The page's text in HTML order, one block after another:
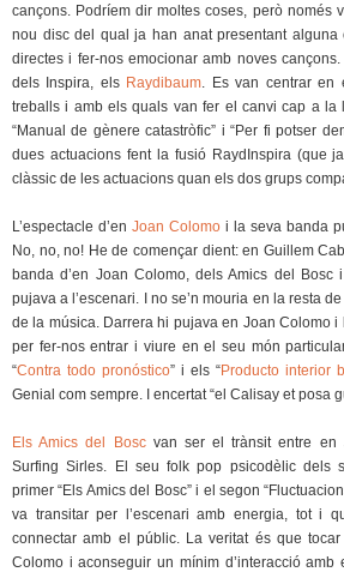
cançons. Podríem dir moltes coses, però només
nou disc del qual ja han anat presentant alguna
directes i fer-nos emocionar amb noves
dels Inspira, els Raydibaum . Es van centrar
treballs i amb els quals van fer el canvi cap a la
“Manual de gènere catastròfic” i “Per fi potser
dues actuacions fent la fusió RaydInspira (que
clàssic de les actuacions quan els dos grups
L’espectacle d’enJoan Colomo i la seva banda
No, no, no! He de començar dient: en Guillem
banda d’en Joan Colomo, dels Amics del Bosc
pujava a l’escenari. I no se’n mouria en la resta
de la música. Darrera hi pujava en Joan Colomo i
per fer-nos entrar i viure en el seu món
“Contra todo pronóstico” i els “Producto interior
Genial com sempre. I encertat “el Calisay et posa
Els Amics del Boscvan ser el trànsit entre en
Surfing Sirles. El seu folk pop psicodèlic dels
primer “Els Amics del Bosc” i el segon
va transitar per l’escenari amb energia, tot i
connectar amb el públic. La veritat és que tocar
Colomo i aconseguir un mínim d’interacció amb